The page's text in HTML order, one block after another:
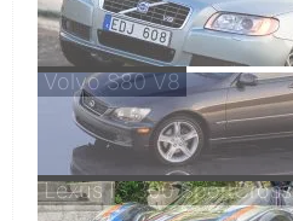
Volvo S80 V8
Lexus IS 300 SportCross